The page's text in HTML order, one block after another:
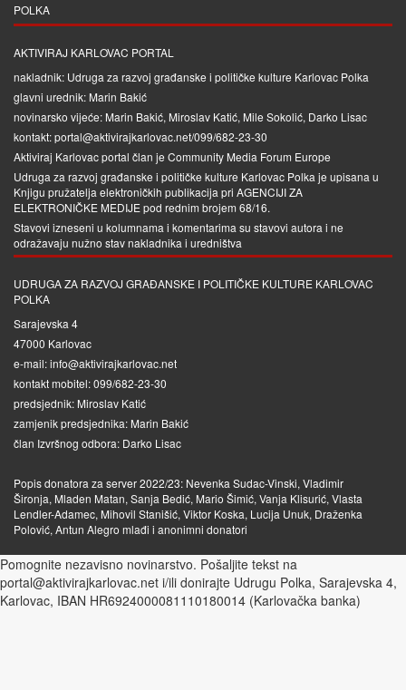
POLKA
AKTIVIRAJ KARLOVAC PORTAL
nakladnik: Udruga za razvoj građanske i političke kulture Karlovac Polka
glavni urednik: Marin Bakić
novinarsko vijeće: Marin Bakić, Miroslav Katić, Mile Sokolić, Darko Lisac
kontakt: portal@aktivirajkarlovac.net/099/682-23-30
Aktiviraj Karlovac portal član je Community Media Forum Europe
Udruga za razvoj građanske i političke kulture Karlovac Polka je upisana u
Knjigu pružatelja elektroničkih publikacija pri AGENCIJI ZA
ELEKTRONIČKE MEDIJEpod rednim brojem 68/16.
Stavovi izneseni u kolumnama i komentarima su stavovi autora i ne
odražavaju nužno stav nakladnika i uredništva
UDRUGA ZA RAZVOJ GRAĐANSKE I POLITIČKE KULTURE KARLOVAC
POLKA
Sarajevska 4
47000 Karlovac
e-mail: info@aktivirajkarlovac.net
kontakt mobitel: 099/682-23-30
predsjednik: Miroslav Katić
zamjenik predsjednika: Marin Bakić
član Izvršnog odbora: Darko Lisac
Popis donatora za server 2022/23: Nevenka Sudac-Vinski, Vladimir
Šironja, Mladen Matan, Sanja Bedić, Mario Šimić, Vanja Klisurić, Vlasta
Lendler-Adamec, Mihovil Stanišić, Viktor Koska, Lucija Unuk, Draženka
Polović, Antun Alegro mlađi i anonimni donatori
Pomognite nezavisno novinarstvo. Pošaljite tekst na
portal@aktivirajkarlovac.net i/ili donirajte Udrugu Polka, Sarajevska 4,
Karlovac, IBAN HR6924000081110180014 (Karlovačka banka)